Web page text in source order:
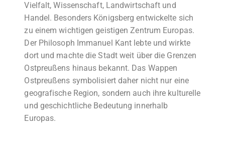
Vielfalt, Wissenschaft, Landwirtschaft und
Handel. Besonders Königsberg entwickelte sich
zu einem wichtigen geistigen Zentrum Europas.
Der Philosoph Immanuel Kant lebte und wirkte
dort und machte die Stadt weit über die Grenzen
Ostpreußens hinaus bekannt. Das Wappen
Ostpreußens symbolisiert daher nicht nur eine
geografische Region, sondern auch ihre kulturelle
und geschichtliche Bedeutung innerhalb
Europas.